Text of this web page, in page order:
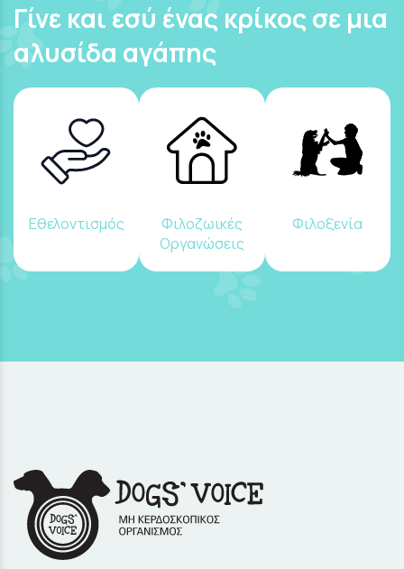
Γίνε και εσύ ένας κρίκος σε μια
αλυσίδα αγάπης
Εθελοντισμός
Φιλοζωικές
Οργανώσεις
Φιλοξενία